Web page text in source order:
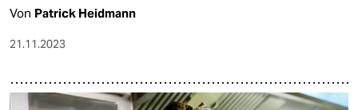
Von Patrick Heidmann
21.11.2023